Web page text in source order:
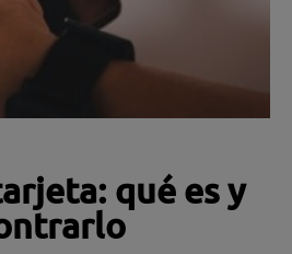
qué es y